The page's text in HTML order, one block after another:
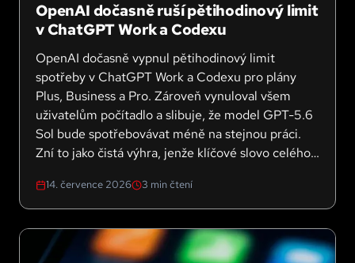
OpenAI dočasně ruší pětihodinový limit
v ChatGPT Work a Codexu
OpenAI dočasně vypnul pětihodinový limit
spotřeby v ChatGPT Work a Codexu pro plány
Plus, Business a Pro. Zároveň vynuloval všem
uživatelům počítadlo a slibuje, že model GPT-5.6
Sol bude spotřebovávat méně na stejnou práci.
Zní to jako čistá výhra, jenže klíčové slovo celého
které na těchto nástrojích staví procesy, největší
váhu.
14. července 2026 3 min čtení